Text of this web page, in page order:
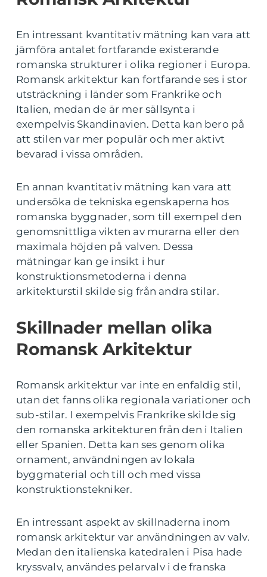
En intressant kvantitativ mätning kan vara att
jämföra antalet fortfarande existerande
romanska strukturer i olika regioner i Europa.
Romansk arkitektur kan fortfarande ses i stor
utsträckning i länder som Frankrike och
Italien, medan de är mer sällsynta i
exempelvis Skandinavien. Detta kan bero på
att stilen var mer populär och mer aktivt
bevarad i vissa områden.
En annan kvantitativ mätning kan vara att
undersöka de tekniska egenskaperna hos
romanska byggnader, som till exempel den
genomsnittliga vikten av murarna eller den
maximala höjden på valven. Dessa
mätningar kan ge insikt i hur
konstruktionsmetoderna i denna
arkitekturstil skilde sig från andra stilar.
Skillnader mellan olika
Romansk Arkitektur
Romansk arkitektur var inte en enfaldig stil,
utan det fanns olika regionala variationer och
sub-stilar. I exempelvis Frankrike skilde sig
den romanska arkitekturen från den i Italien
eller Spanien. Detta kan ses genom olika
ornament, användningen av lokala
byggmaterial och till och med vissa
konstruktionstekniker.
En intressant aspekt av skillnaderna inom
romansk arkitektur var användningen av valv.
Medan den italienska katedralen i Pisa hade
kryssvalv, användes pelarvalv i de franska